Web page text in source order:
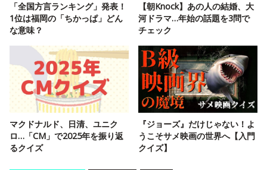
「全国方言ランキング」発表！
1位は福岡の「ちかっぱ」どん
な意味？
【朝Knock】あの人の結婚、大
河ドラマ…年始の話題を3問で
チェック
マクドナルド、日清、ユニク
ロ…「CM」で2025年を振り返
るクイズ
『ジョーズ』だけじゃない！よ
うこそサメ映画の世界へ【入門
クイズ】